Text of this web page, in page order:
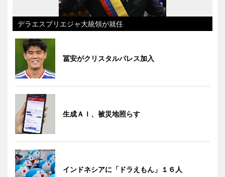
デラエスプリエジャ大統領が就任
冨安がクリスタルパレス加入
生成ＡＩ、被災地照らす
インドネシアに「ドラえもん」１６人